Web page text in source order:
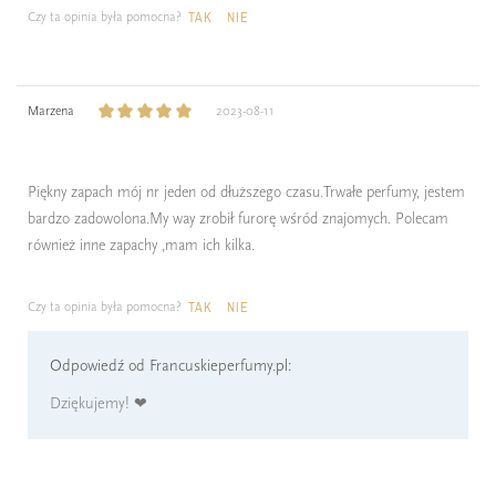
Czy ta opinia była pomocna? TAK NIE
Marzena 2023-08-11
Piękny zapach mój nr jeden od dłuższego czasu.Trwałe perfumy, jestem
bardzo zadowolona.My way zrobił furorę wśród znajomych. Polecam
również inne zapachy ,mam ich kilka.
Czy ta opinia była pomocna? TAK NIE
Odpowiedź od Francuskieperfumy.pl:
Dziękujemy! ❤